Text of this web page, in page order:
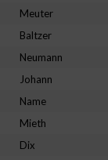
Meuter
Baltzer
Neumann
Johann
Name
Mieth
Dix
von Inhalten